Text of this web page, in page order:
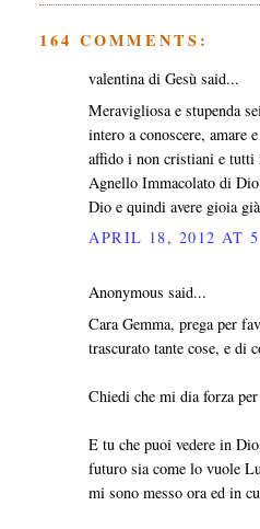
164 COMMENTS:
valentina di Gesù said...
Meravigliosa e stupenda
intero a conoscere,
affido i non cristiani e tutti
Agnello Immacolato di
Dio e quindi avere gioia
APRIL 18, 2012 AT
Anonymous said...
Cara Gemma, prega per
trascurato tante cose, e di
Chiedi che mi dia forza
E tu che puoi vedere in
futuro sia come lo vuole
mi sono messo ora ed in